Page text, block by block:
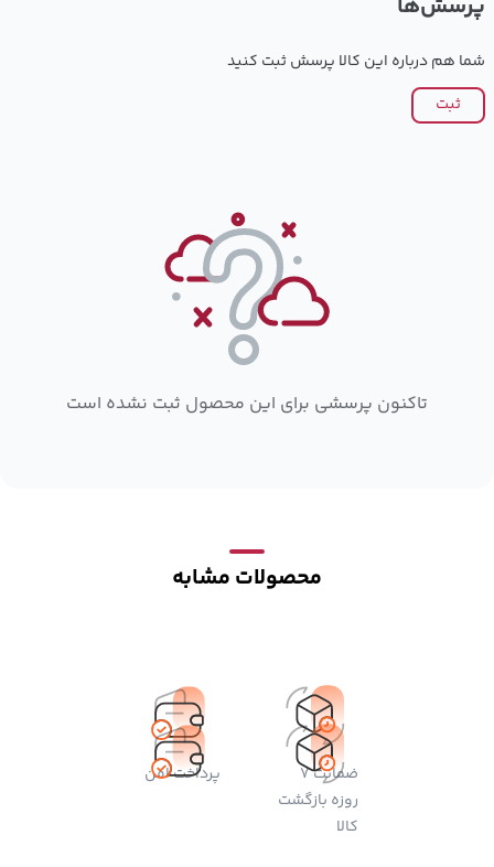
پرسش‌ها
شما هم درباره این کالا پرسش ثبت کنید
ثبت
تاکنون پرسشی برای این محصول ثبت نشده است
محصولات مشابه
ضمانت 7
روزه بازگشت
کالا
پرداخت امن